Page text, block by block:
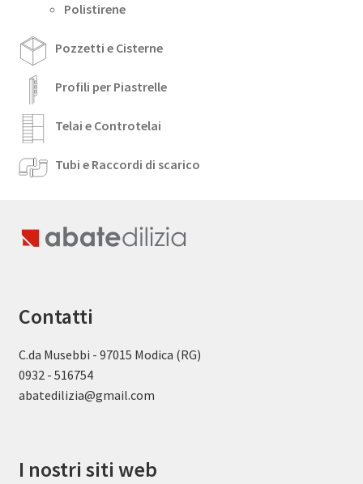
Polistirene
Pozzetti e Cisterne
Profili per Piastrelle
Telai e Controtelai
Tubi e Raccordi di scarico
Contatti
C.da Musebbi - 97015 Modica (RG)
0932 - 516754
abatedilizia@gmail.com
I nostri siti web